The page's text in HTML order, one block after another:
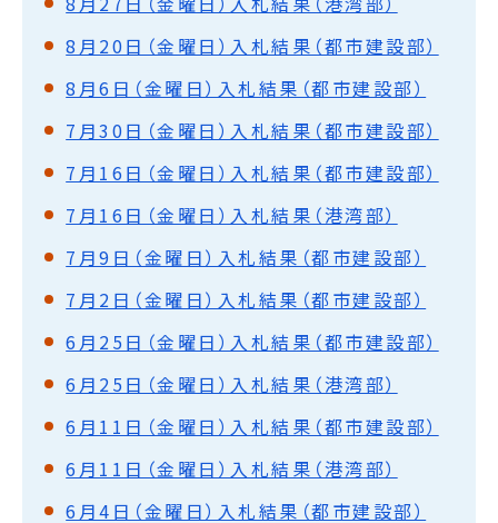
8月20日（金曜日）入札結果（都市建設部）
8月6日（金曜日）入札結果（都市建設部）
7月30日（金曜日）入札結果（都市建設部）
7月16日（金曜日）入札結果（都市建設部）
7月16日（金曜日）入札結果（港湾部）
7月9日（金曜日）入札結果（都市建設部）
7月2日（金曜日）入札結果（都市建設部）
6月25日（金曜日）入札結果（都市建設部）
6月25日（金曜日）入札結果（港湾部）
6月11日（金曜日）入札結果（都市建設部）
6月11日（金曜日）入札結果（港湾部）
6月4日（金曜日）入札結果（都市建設部）